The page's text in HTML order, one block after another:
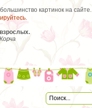
картинок на сайте.
.